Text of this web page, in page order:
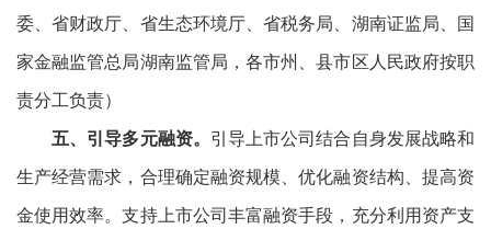
委、省财政厅、省生态环境厅、省税务局、湖南证监局、国
家金融监管总局湖南监管局，各市州、县市区人民政府按职
责分工负责）
五、引导多元融资。 引导上市公司结合自身发展战略和
生产经营需求，合理确定融资规模、优化融资结构、提高资
金使用效率。支持上市公司丰富融资手段，充分利用资产支